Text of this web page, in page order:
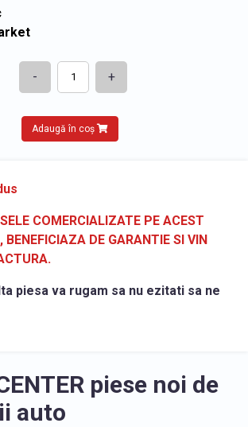
- +
Adaugă în coș
COMERCIALIZATE PE ACEST
BENEFICIAZA DE GARANTIE SI VIN
piesa va rugam sa nu ezitati sa ne
piese noi de
auto